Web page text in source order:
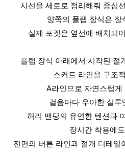
시선을 세로로 정리해줘 중심
양쪽의 플랩 장식은 장
실제 포켓은 옆선에 배치되
플랩 장식 아래에서 시작된 절
스커트 라인을 구조
A라인으로 자연스럽게
걸음마다 우아한 실루
허리 밴딩의 유연한 텐션과
장시간 착용에
전면의 버튼 라인과 절개 디테일